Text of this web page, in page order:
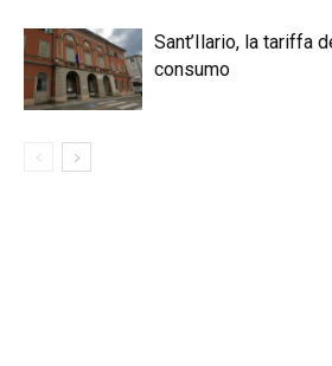
Sant’Ilario, la tariffa
consumo